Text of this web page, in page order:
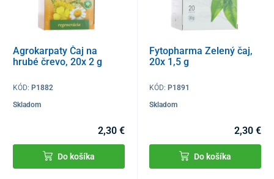
Agrokarpaty Čaj na
hrubé črevo, 20x 2 g
KÓD: P1882
Skladom
2,30 €
Do košíka
Fytopharma Zelený čaj,
20x 1,5 g
KÓD: P1891
Skladom
2,30 €
Do košíka